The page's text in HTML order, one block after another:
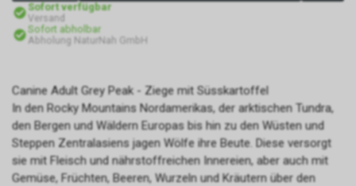
Sofort verfügbar
Versand
Sofort abholbar
Abholung NaturNah GmbH
Canine Adult Grey Peak - Ziege mit Süsskartoffel
In den Rocky Mountains Nordamerikas, der arktischen Tundra,
den Bergen und Wäldern Europas bis hin zu den Wüsten und
Steppen Zentralasiens jagen Wölfe ihre Beute. Diese versorgt
sie mit Fleisch und nährstoffreichen Innereien, aber auch mit
Gemüse, Früchten, Beeren, Wurzeln und Kräutern über den